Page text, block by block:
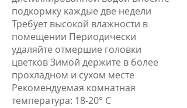
подкормку каждые две недели
Требует высокой влажности в
помещении Периодически
удаляйте отмершие головки
цветков Зимой держите в более
прохладном и сухом месте
Рекомендуемая комнатная
температура: 18-20° С